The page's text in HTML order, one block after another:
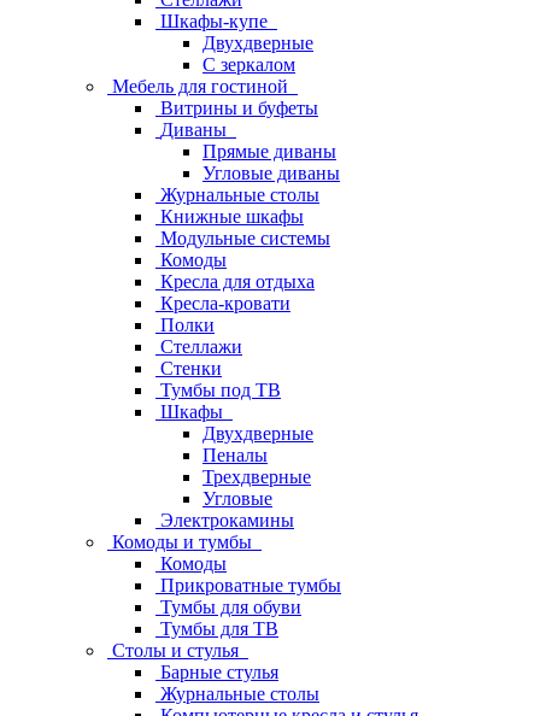
Шкафы-купе
Двухдверные
С зеркалом
Мебель для гостиной
Витрины и буфеты
Диваны
Прямые диваны
Угловые диваны
Журнальные столы
Книжные шкафы
Модульные системы
Комоды
Кресла для отдыха
Кресла-кровати
Полки
Стеллажи
Стенки
Тумбы под ТВ
Шкафы
Двухдверные
Пеналы
Трехдверные
Угловые
Электрокамины
Комоды и тумбы
Комоды
Прикроватные тумбы
Тумбы для обуви
Тумбы для ТВ
Столы и стулья
Барные стулья
Журнальные столы